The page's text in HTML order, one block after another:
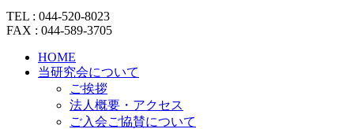
TEL : 044-520-8023
FAX : 044-589-3705
HOME
当研究会について
ご挨拶
法人概要・アクセス
ご入会ご協賛について